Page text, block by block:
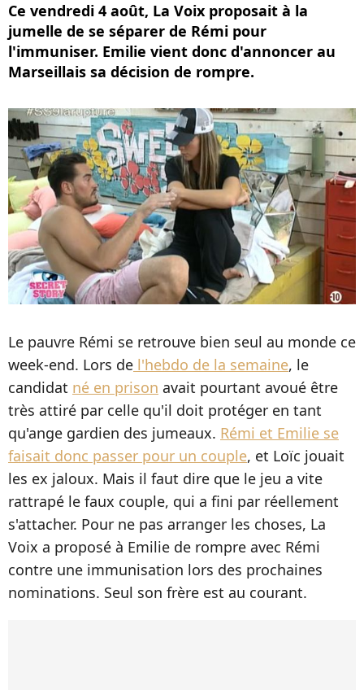
Ce vendredi 4 août, La Voix proposait à la
jumelle de se séparer de Rémi pour
l'immuniser. Emilie vient donc d'annoncer au
Marseillais sa décision de rompre.
Le pauvre Rémi se retrouve bien seul au monde ce
week-end. Lors de l'hebdo de la semaine, le
candidat né en prison avait pourtant avoué être
très attiré par celle qu'il doit protéger en tant
qu'ange gardien des jumeaux. Rémi et Emilie se
faisait donc passer pour un couple, et Loïc jouait
les ex jaloux. Mais il faut dire que le jeu a vite
rattrapé le faux couple, qui a fini par réellement
s'attacher. Pour ne pas arranger les choses, La
Voix a proposé à Emilie de rompre avec Rémi
contre une immunisation lors des prochaines
nominations. Seul son frère est au courant.